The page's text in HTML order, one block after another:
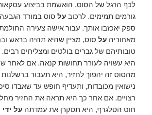
לכף הרגל של הסוס, הואשמת בביצוע
גורמים תמימים. לרכובעל סוס במורד
ספק יאכזבו אותך. עבור אישה צעירה
מאחוריהעל סוס, מציין שהיא תהיה בראש
טובותיהם של גברים בולטים ומצליחים
היא עשויה לעורר תחושות קנאה. אם לאחר
מהסוס זה יהפוך לחזיר, היא תעבור
נישואין מכובדות, ותעדיף חופש עד שאבדו
רצויים. אם אחר כך היא תראה את החזיר
חוט הטלגרף, היא תסקרן את עמדתהעל ידי